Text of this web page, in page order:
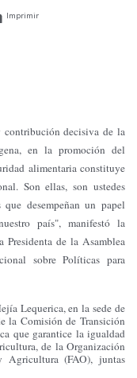
Imprimir
decisiva de la
en la promoción del
alimentaria constituye
Son ellas, son ustedes
desempeñan un papel
país", manifestó la
Presidenta de la Asamblea
sobre Políticas para
Lequerica, en la sede de
la Comisión de Transición
que garantice la igualdad
de la Organización
Agricultura (FAO), juntas